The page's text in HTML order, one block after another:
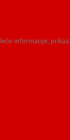
informacije,